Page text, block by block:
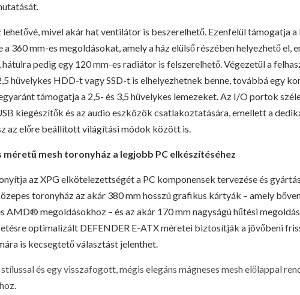
mivel akár hat ventilátor is beszerelhető. Ezenfelül támogatja
360 mm-es megoldásokat, amely a ház elülső részében helyezhető el,
pedig egy 120 mm-es radiátor is felszerelhető. Végezetül a
hüvelykes HDD-t vagy SSD-t is elhelyezhetnek benne, továbbá egy
támogatja a 2,5- és 3,5 hüvelykes lemezeket. Az I/O portok
kiegészítők és az audio eszközök csatlakoztatására, emellett a
az előre beállított világítási módok között is.
méretű mesh toronyház a legjobb PC elkészítéséhez
az XPG elkötelezettségét a PC komponensek tervezése és
toronyház az akár 380 mm hosszú grafikus kártyák – amely
megoldásokhoz – és az akár 170 mm nagyságú hűtési
optimalizált DEFENDER E-ATX méretei biztosítják a jövőbeni
is kecsegtető választást jelenthet.
és egy visszafogott, mégis elegáns mágneses mesh előlappal